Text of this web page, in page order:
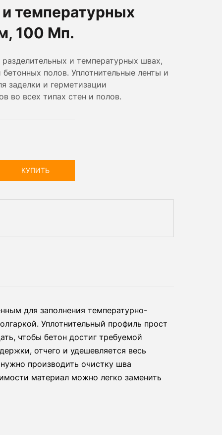
температурных
100 Мп.
и температурных швах,
полов. Уплотнительные ленты и
заделки и герметизации
во всех типах стен и полов.
КУПИТЬ
для заполнения температурно-
Уплотнительный профиль прост
чтобы бетон достиг требуемой
отчего и удешевляется весь
производить очистку шва
материал можно легко заменить